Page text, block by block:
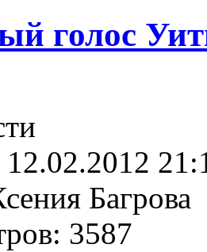
голос
Багрова
3587